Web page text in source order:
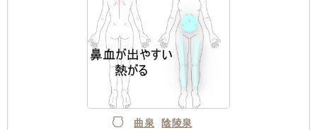
曲泉 陰陵泉